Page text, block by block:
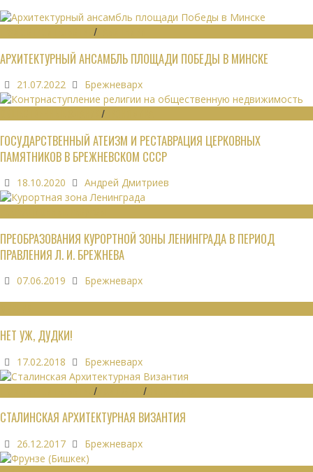
/
АРХИТЕКТУРНЫЙ АНСАМБЛЬ ПЛОЩАДИ ПОБЕДЫ В МИНСКЕ
21.07.2022 Брежневарх
/
ГОСУДАРСТВЕННЫЙ АТЕИЗМ И РЕСТАВРАЦИЯ ЦЕРКОВНЫХ
ПАМЯТНИКОВ В БРЕЖНЕВСКОМ СССР
18.10.2020 Андрей Дмитриев
ПРЕОБРАЗОВАНИЯ КУРОРТНОЙ ЗОНЫ ЛЕНИНГРАДА В ПЕРИОД
ПРАВЛЕНИЯ Л. И. БРЕЖНЕВА
07.06.2019 Брежневарх
НЕТ УЖ, ДУДКИ!
17.02.2018 Брежневарх
/ /
СТАЛИНСКАЯ АРХИТЕКТУРНАЯ ВИЗАНТИЯ
26.12.2017 Брежневарх